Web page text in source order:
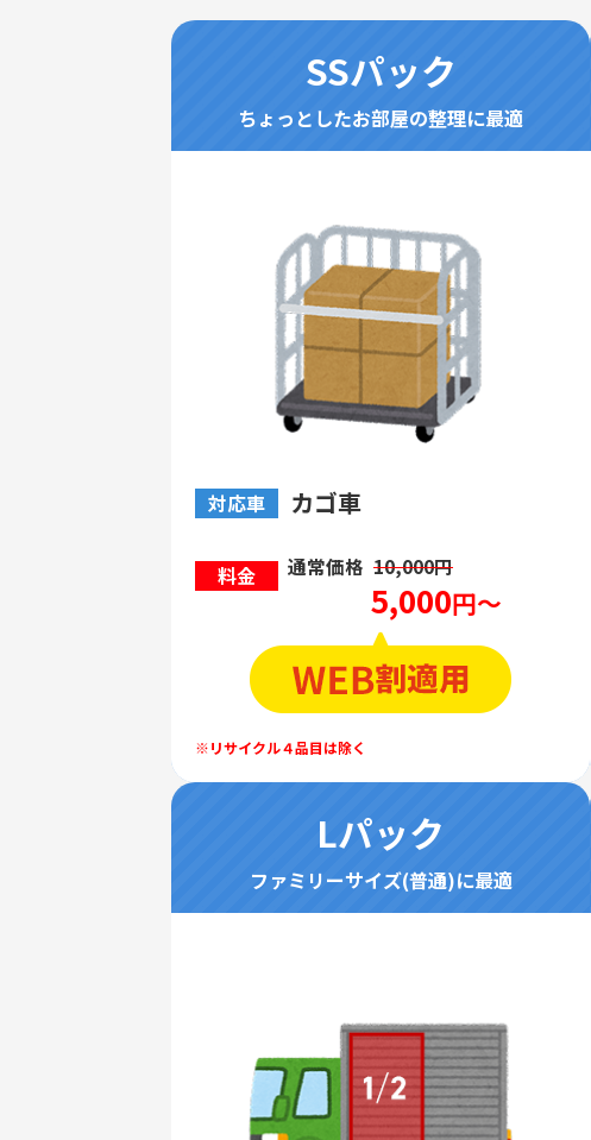
SSパック
ちょっとしたお部屋の整理に最適
対応車 カゴ車
料金 通常価格 10,000円
5,000円～
Lパック
ファミリーサイズ(普通)に最適